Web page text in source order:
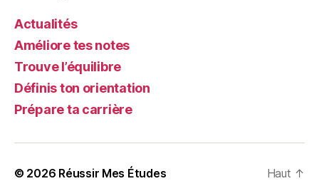
Actualités
Améliore tes notes
Trouve l’équilibre
Définis ton orientation
Prépare ta carrière
© 2026 Réussir Mes Études Haut ↑